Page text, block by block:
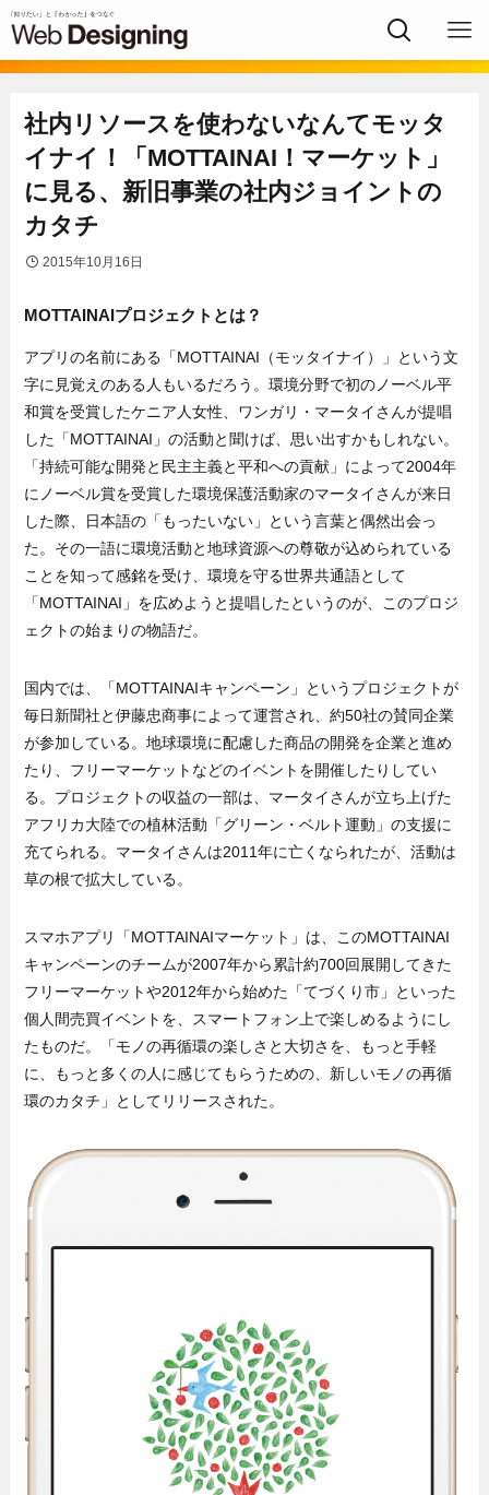
社内リソースを使わないなんてモッタ
イナイ！「MOTTAINAI！マーケット」
に見る、新旧事業の社内ジョイントの
カタチ
2015年10月16日
MOTTAINAIプロジェクトとは？
アプリの名前にある「MOTTAINAI（モッタイナイ）」という文
字に見覚えのある人もいるだろう。環境分野で初のノーベル平
和賞を受賞したケニア人女性、ワンガリ・マータイさんが提唱
した「MOTTAINAI」の活動と聞けば、思い出すかもしれない。
「持続可能な開発と民主主義と平和への貢献」によって2004年
にノーベル賞を受賞した環境保護活動家のマータイさんが来日
した際、日本語の「もったいない」という言葉と偶然出会っ
た。その一語に環境活動と地球資源への尊敬が込められている
ことを知って感銘を受け、環境を守る世界共通語として
「MOTTAINAI」を広めようと提唱したというのが、このプロジ
ェクトの始まりの物語だ。
国内では、「MOTTAINAIキャンペーン」というプロジェクトが
毎日新聞社と伊藤忠商事によって運営され、約50社の賛同企業
が参加している。地球環境に配慮した商品の開発を企業と進め
たり、フリーマーケットなどのイベントを開催したりしてい
る。プロジェクトの収益の一部は、マータイさんが立ち上げた
アフリカ大陸での植林活動「グリーン・ベルト運動」の支援に
充てられる。マータイさんは2011年に亡くなられたが、活動は
草の根で拡大している。
スマホアプリ「MOTTAINAIマーケット」は、このMOTTAINAI
キャンペーンのチームが2007年から累計約700回展開してきた
フリーマーケットや2012年から始めた「てづくり市」といった
個人間売買イベントを、スマートフォン上で楽しめるようにし
たものだ。「モノの再循環の楽しさと大切さを、もっと手軽
に、もっと多くの人に感じてもらうための、新しいモノの再循
環のカタチ」としてリリースされた。